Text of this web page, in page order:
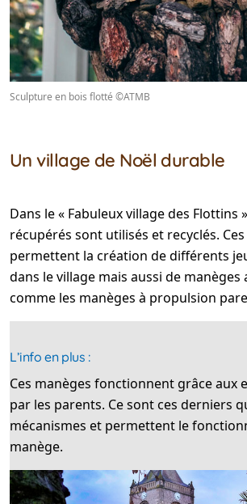
Sculpture en bois flotté ©ATMB
Un village de Noël durable
Dans le « Fabuleux village des Flottins
récupérés sont utilisés et recyclés.
permettent la création de différents
dans le village mais aussi de manèges
comme les manèges à propulsion
L’info en plus :
Ces manèges fonctionnent grâce aux
par les parents. Ce sont ces derniers
mécanismes et permettent le
manège.